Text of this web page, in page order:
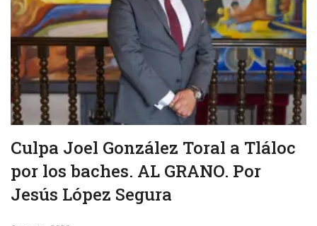
Culpa Joel González Toral a Tláloc
por los baches. AL GRANO. Por
Jesús López Segura